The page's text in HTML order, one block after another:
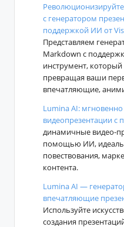
с генератором
поддержкой ИИ от
Представляем
Markdown с
инструмент,
превращая ваши
впечатляющие,
Lumina AI: мгновенно
видеопрезентации с
динамичные видео-
помощью ИИ,
повествования,
контента.
Lumina AI —
впечатляющие
Используйте
создания